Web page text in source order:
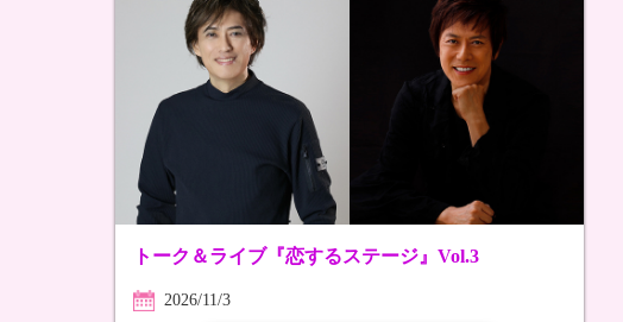
トーク＆ライブ『恋するステージ』Vol.3
2026/11/3